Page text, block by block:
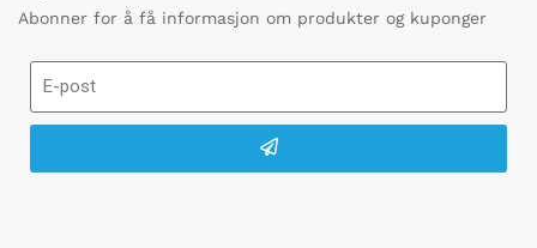
Abonner for å få informasjon om produkter og kuponger